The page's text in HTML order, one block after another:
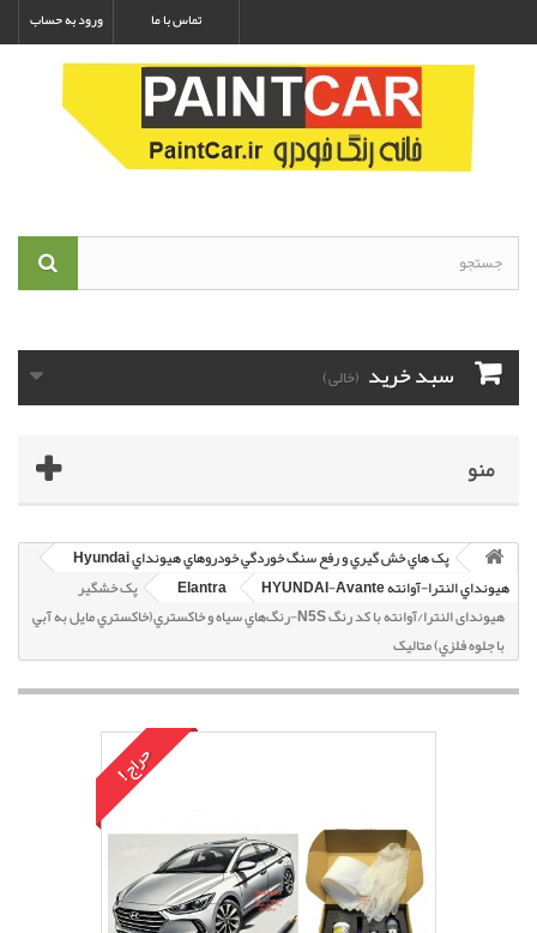
ورود به حساب تماس با ما
سبد خرید (خالی)
منو
پک هاي خش گيري و رفع سنگ خوردگي خودروهاي هيونداي Hyundai
هيونداي النترا-آوانته HYUNDAI-Avante
Elantra
پک خشگير
هیوندای النترا/آوانته با کد رنگ N5S-رنگ‌هاي سياه و خاکستري(خاکستري مايل به آبي
با جلوه فلزي) متاليک
حراج!